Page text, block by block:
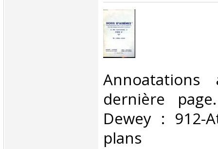
dernière
Dewey : 912-
plans‎